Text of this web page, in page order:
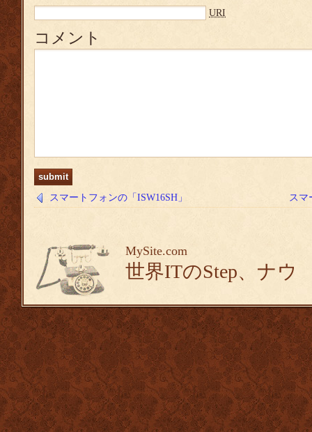
URI
コメント
スマートフォンの「ISW16SH」 スマ
MySite.com
世界ITのStep、ナウ